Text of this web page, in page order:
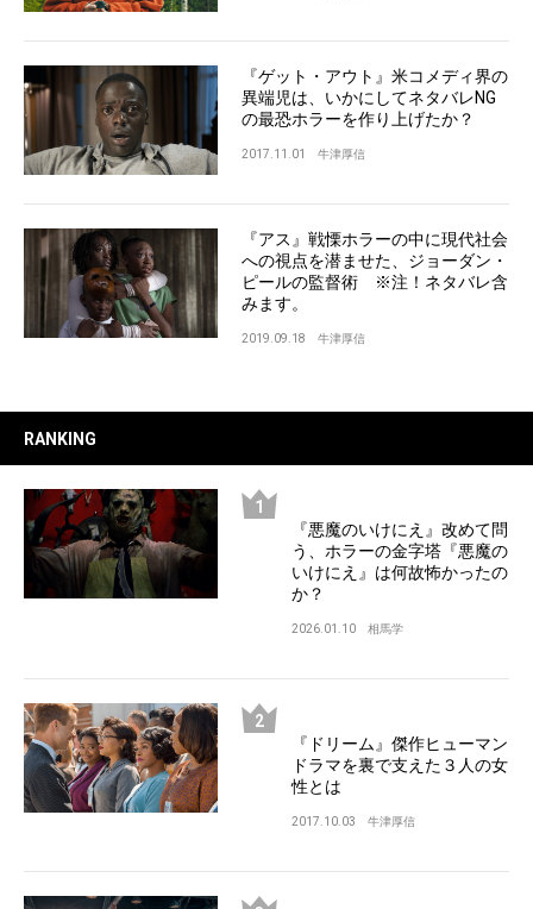
『ゲット・アウト』米コメディ界の
異端児は、いかにしてネタバレNG
の最恐ホラーを作り上げたか？
2017.11.01 牛津厚信
『アス』戦慄ホラーの中に現代社会
への視点を潜ませた、ジョーダン・
ピールの監督術 ※注！ネタバレ含
みます。
2019.09.18 牛津厚信
RANKING
『悪魔のいけにえ』改めて問
う、ホラーの金字塔『悪魔の
いけにえ』は何故怖かったの
か？
2026.01.10 相馬学
『ドリーム』傑作ヒューマン
ドラマを裏で支えた３人の女
性とは
2017.10.03 牛津厚信